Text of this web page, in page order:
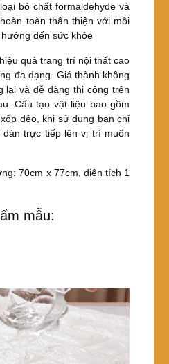
bỏ chất formaldehyde và
toàn thân thiện với môi
đến sức khỏe
quả trang trí nội thất cao
đa dạng. Giá thành không
lại và dễ dàng thi công trên
Cấu tạo vật liệu bao gồm
dẻo, khi sử dụng bạn chỉ
trực tiếp lên vị trí muốn
70cm x 77cm, diện tích 1
mẫu: